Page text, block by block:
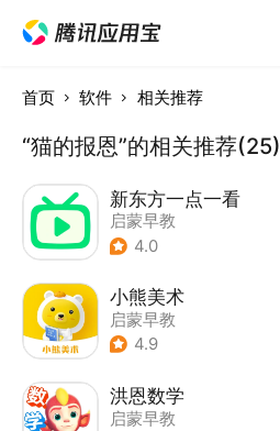
首页 软件 相关推荐
“猫的报恩”的相关推荐(25)
新东方一点一看
启蒙早教
4.0
小熊美术
启蒙早教
4.9
洪恩数学
启蒙早教